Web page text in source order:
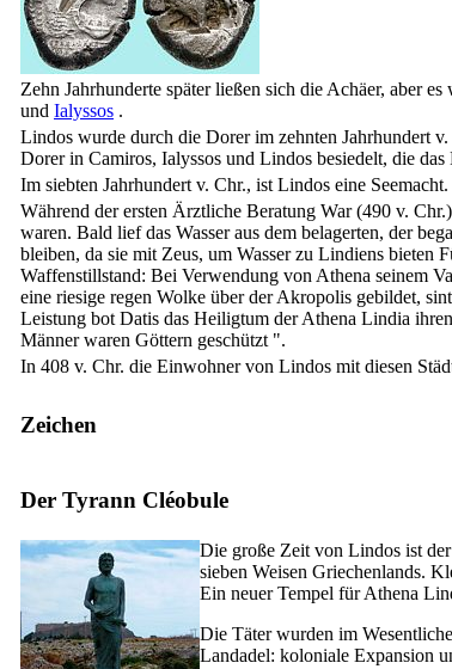
Zehn Jahrhunderte später ließen sich die Achäer, aber
und Ialyssos .
Lindos wurde durch die Dorer im zehnten Jahrhundert
Dorer in Camiros, Ialyssos und Lindos besiedelt, die
Im siebten Jahrhundert v. Chr., ist Lindos eine
Während der ersten Ärztliche Beratung War (490 v.
waren. Bald lief das Wasser aus dem belagerten, der
bleiben, da sie mit Zeus, um Wasser zu Lindiens bieten
Waffenstillstand: Bei Verwendung von Athena seinem
eine riesige regen Wolke über der Akropolis gebildet,
Leistung bot Datis das Heiligtum der Athena Lindia
Männer waren Göttern geschützt ".
In 408 v. Chr. die Einwohner von Lindos mit diesen
Zeichen
Der Tyrann Cléobule
Die große Zeit von Lindos ist der
sieben Weisen Griechenlands.
Ein neuer Tempel für Athena
Die Täter wurden im
Landadel: koloniale Expansion